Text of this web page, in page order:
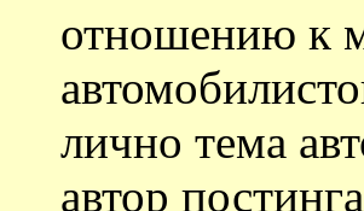
отношению к
лично тема
автор